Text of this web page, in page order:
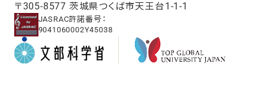
〒305-8577 茨城県つくば市天王台1-1-1
JASRAC許諾番号：
9041060002Y45038